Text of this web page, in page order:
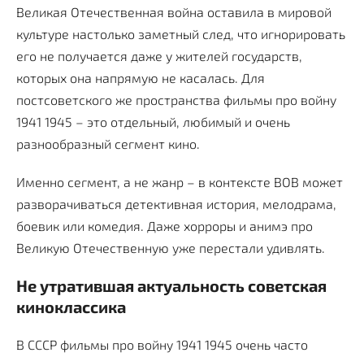
Великая Отечественная война оставила в мировой
культуре настолько заметный след, что игнорировать
его не получается даже у жителей государств,
которых она напрямую не касалась. Для
постсоветского же пространства фильмы про войну
1941 1945 – это отдельный, любимый и очень
разнообразный сегмент кино.
Именно сегмент, а не жанр – в контексте ВОВ может
разворачиваться детективная история, мелодрама,
боевик или комедия. Даже хорроры и анимэ про
Великую Отечественную уже перестали удивлять.
Не утратившая актуальность советская
киноклассика
В СССР фильмы про войну 1941 1945 очень часто